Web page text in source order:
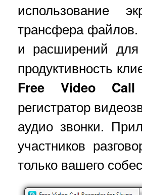
использование
трансфера файлов.
и расширений для
продуктивность
Free Video
регистратор
аудио звонки.
участников
только вашего